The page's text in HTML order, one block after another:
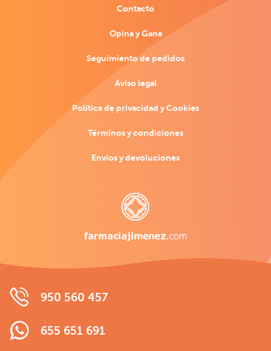
Contacto
Opina y Gana
Seguimiento de pedidos
Aviso legal
Política de privacidad y Cookies
Términos y condiciones
Envíos y devoluciones
950 560 457
655 651 691